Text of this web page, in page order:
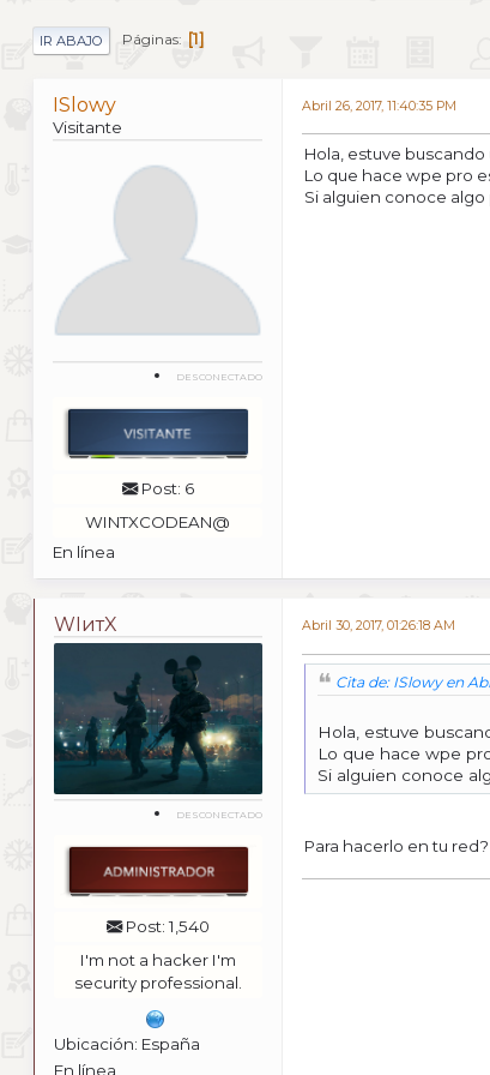
IR ABAJO Páginas 1
ISlowy
Visitante
DESCONECTADO
Post: 6
WINTXCODEAN@
En línea
Abril 26, 2017, 11:40:35 PM
Hola, estuve
Lo que hace wpe pro
Si alguien conoce
WIитX
DESCONECTADO
Post: 1,540
I'm not a hacker I'm
security professional.
Ubicación: España
En línea
Abril 30, 2017, 01:26:18 AM
Cita de: ISlowy en
Hola, estuve
Lo que hace wpe
Si alguien conoce
Para hacerlo en tu red?